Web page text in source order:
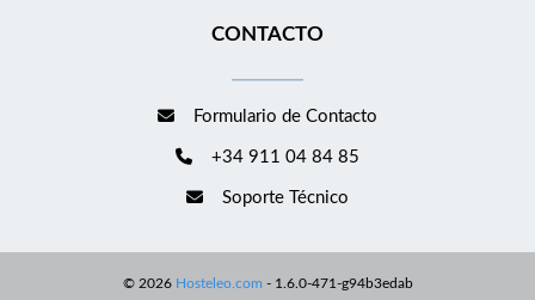
las recomendaciones que se transforman en contrataciones. Si
el perfil, nos encantaría que apliques a la posición. O, si conoces
a alguien que le pueda interesar, no dudes en compartir esta
CONTACTO
Formulario de Contacto
+34 911 04 84 85
Soporte Técnico
© 2026 Hosteleo.com - 1.6.0-471-g94b3edab